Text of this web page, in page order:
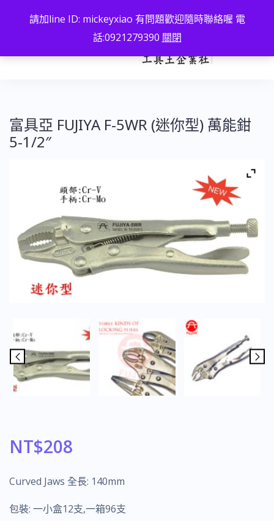
富具亞 FUJIYA F-5WR (迷你型) 萬能鉗
5-1/2″
NT$208
Curved Jaws 全長: 140mm
包裝: 一小盒12支,一箱96支
請加line ID: mickeyxiao 有問題歡迎隨時聯絡喔 電
話:0921279390 關閉